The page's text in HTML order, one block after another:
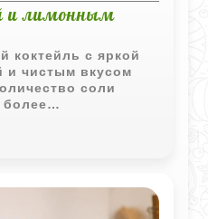
и лимонным
коктейль с яркой
и чистым вкусом
соли
более
смягчает